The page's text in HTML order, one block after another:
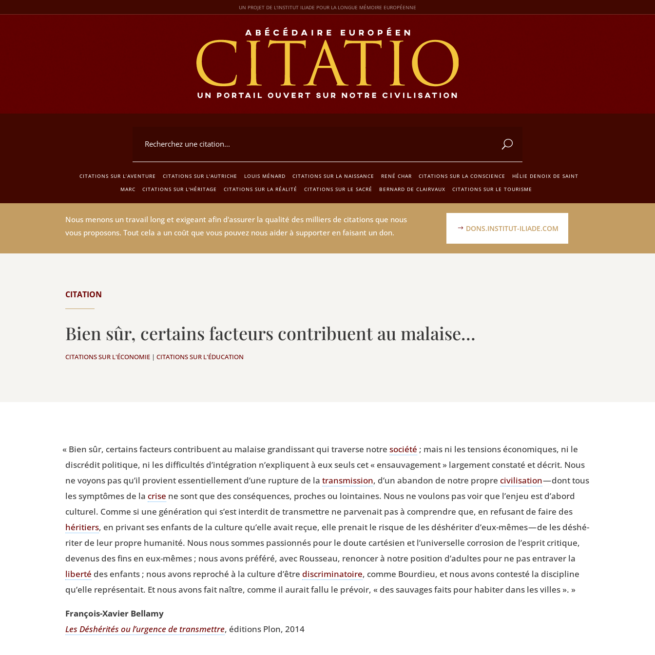
UN PROJET DE L'INSTITUT ILIADE POUR LA LONGUE MÉMOIRE EUROPÉENNE
CITATIONS SUR L’AVENTURE CITATIONS SUR L'AUTRICHE LOUIS MÉNARD CITATIONS SUR LA NAISSANCE RENÉ CHAR CITATIONS SUR LA CONSCIENCE
HÉLIE DENOIX DE SAINT
MARC
CITATIONS SUR L'HÉRITAGE CITATIONS SUR LA RÉALITÉ CITATIONS SUR LE SACRÉ BERNARD DE CLAIRVAUX CITATIONS SUR LE TOURISME
Nous menons un travail long et exigeant afin d'assurer la qualité des milliers de citations que nous
vous proposons. Tout cela a un coût que vous pouvez nous aider à supporter en faisant un don.
DONS.INSTITUT-ILIADE.COM
CITATION
Bien sûr, certains facteurs contribuent au malaise…
CITATIONS SUR L'ÉCONOMIE |CITATIONS SUR L'ÉDUCATION
« Bien sûr, cer­tains fac­teurs contri­buent au malaise gran­dis­sant qui tra­verse notre socié­té ; mais ni les ten­sions éco­no­miques, ni le
dis­cré­dit poli­tique, ni les dif­fi­cul­tés d’intégration n’expliquent à eux seuls cet « ensau­va­ge­ment » lar­ge­ment consta­té et décrit. Nous
ne voyons pas qu’il pro­vient essen­tiel­le­ment d’une rup­ture de latrans­mis­sion, d’un aban­don de notre propre civi­li­sa­tion— dont tous
les symp­tômes de la crise ne sont que des consé­quences, proches ou loin­taines. Nous ne vou­lons pas voir que l’enjeu est d’abord
cultu­rel. Comme si une géné­ra­tion qui s’est inter­dit de trans­mettre ne par­ve­nait pas à com­prendre que, en refu­sant de faire des
héri­tiers, en pri­vant ses enfants de la culture qu’elle avait reçue, elle pre­nait le risque de les déshé­ri­ter d’eux-mêmes — de les déshé­
ri­ter de leur propre huma­ni­té. Nous nous sommes pas­sion­nés pour le doute car­té­sien et l’universelle cor­ro­sion de l’esprit cri­tique,
deve­nus des fins en eux-mêmes ; nous avons pré­fé­ré, avec Rous­seau, renon­cer à notre posi­tion d’adultes pour ne pas entra­ver la
liber­té des enfants ; nous avons repro­ché à la culture d’être dis­cri­mi­na­toire, comme Bour­dieu, et nous avons contes­té la dis­ci­pline
qu’elle repré­sen­tait. Et nous avons fait naître, comme il aurait fal­lu le pré­voir, « des sau­vages faits pour habi­ter dans les villes ». »
Fran­çois-Xavier Bellamy
Les Déshé­ri­tés ou l’urgence de trans­mettre, édi­tions Plon, 2014